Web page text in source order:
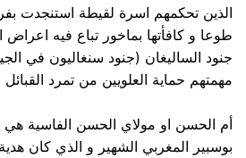
الذين تحكمهم اسرة لقيطة استنجدت
طوعا و كافأتها بماخور تباع فيه اعراض
جنود الساليغان (جنود سنغاليون في
مهمتهم حماية العلويين من تمرد
أم الحسن او مولاي الحسن الفاسية هي
بوسبير المغربي الشهير و الذي كان